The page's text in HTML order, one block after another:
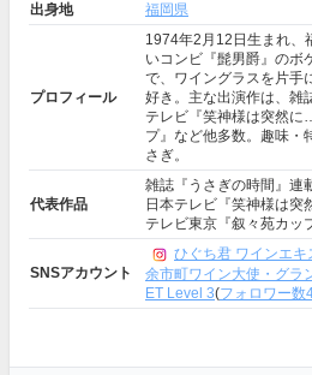
出身地
福岡県
プロフィール
1974年2月12日生まれ、
いコンビ『髭男爵』のボ
で、ワイングラスを片手
好き。主な出演作は、雑
テレビ『笑神様は突然
プ』など他多数。趣味・
さぎ。
代表作品
雑誌『うさぎの時間』連
日本テレビ『笑神様は突
テレビ東京『叙々苑カッ
SNSアカウント
ひぐち君 ワインエキ
余市町ワイン大使・グラ
ET Level 3(フォロワー数